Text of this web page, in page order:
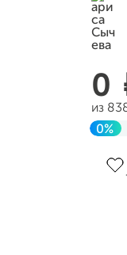
0
из
0%